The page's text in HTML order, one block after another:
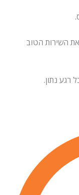
את השירות הטוב